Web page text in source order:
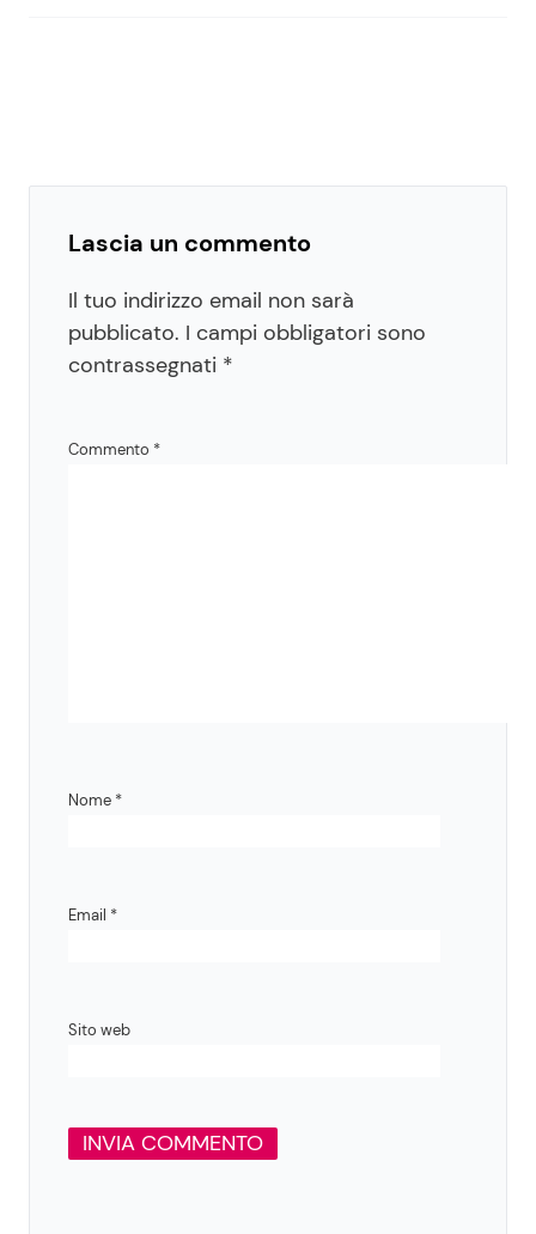
Lascia un commento
Il tuo indirizzo email non sarà
pubblicato. I campi obbligatori sono
contrassegnati *
Commento *
Nome *
Email *
Sito web